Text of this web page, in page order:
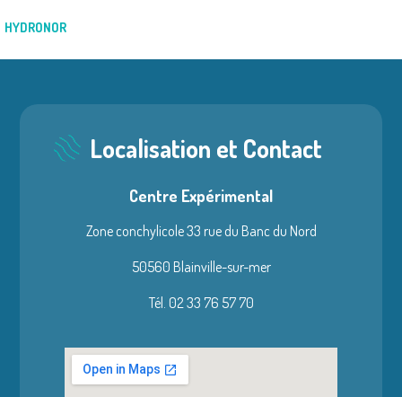
HYDRONOR
Localisation et Contact
Centre Expérimental
Zone conchylicole 33 rue du Banc du Nord
50560 Blainville-sur-mer
Tél. 02 33 76 57 70